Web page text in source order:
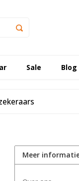
Sale Blog
Meer